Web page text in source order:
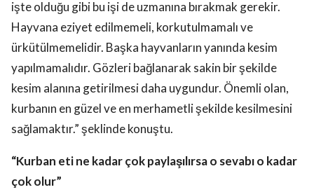
işte olduğu gibi bu işi de uzmanına bırakmak gerekir.
Hayvana eziyet edilmemeli, korkutulmamalı ve
ürkütülmemelidir. Başka hayvanların yanında kesim
yapılmamalıdır. Gözleri bağlanarak sakin bir şekilde
kesim alanına getirilmesi daha uygundur. Önemli olan,
kurbanın en güzel ve en merhametli şekilde kesilmesini
sağlamaktır.” şeklinde konuştu.
“Kurban eti ne kadar çok paylaşılırsa o sevabı o kadar
çok olur”